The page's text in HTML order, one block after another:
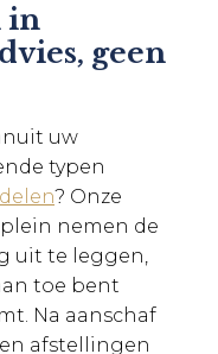
in
geen
uw
typen
? Onze
nemen de
uit te leggen,
toe bent
Na aanschaf
afstellingen